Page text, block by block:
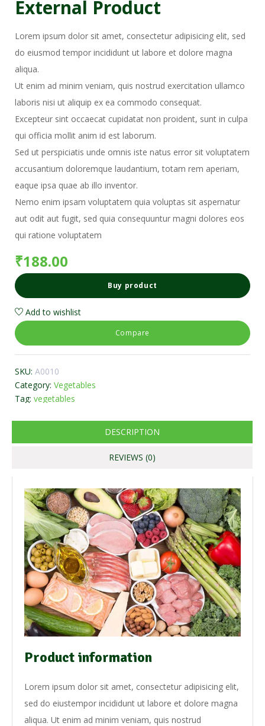
Newsletter
Put your content here
Don't show this popup again
External Product
Lorem ipsum dolor sit amet, consectetur adipisicing elit, sed
do eiusmod tempor incididunt ut labore et dolore magna
aliqua.
Ut enim ad minim veniam, quis nostrud exercitation ullamco
laboris nisi ut aliquip ex ea commodo consequat.
Excepteur sint occaecat cupidatat non proident, sunt in culpa
qui officia mollit anim id est laborum.
Sed ut perspiciatis unde omnis iste natus error sit voluptatem
accusantium doloremque laudantium, totam rem aperiam,
eaque ipsa quae ab illo inventor.
Nemo enim ipsam voluptatem quia voluptas sit aspernatur
aut odit aut fugit, sed quia consequuntur magni dolores eos
qui ratione voluptatem
₹188.00
Buy product
Add to wishlist
Compare
SKU: A0010
Category: Vegetables
Tag: vegetables
DESCRIPTION
REVIEWS (0)
Product information
Lorem ipsum dolor sit amet, consectetur adipisicing elit,
sed do eiustempor incididunt ut labore et dolore magna
aliqua. Ut enim ad minim veniam, quis nostrud